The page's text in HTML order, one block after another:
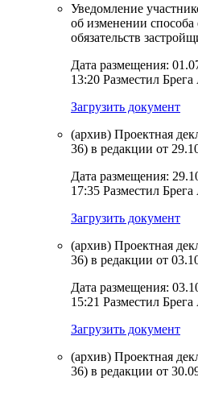
Уведомление
об изменении способа
обязательств
Дата размещения:
13:20 Разместил
Загрузить документ
(архив) Проектная
36) в редакции от
Дата размещения:
17:35 Разместил
Загрузить документ
(архив) Проектная
36) в редакции от
Дата размещения:
15:21 Разместил
Загрузить документ
(архив) Проектная
36) в редакции от